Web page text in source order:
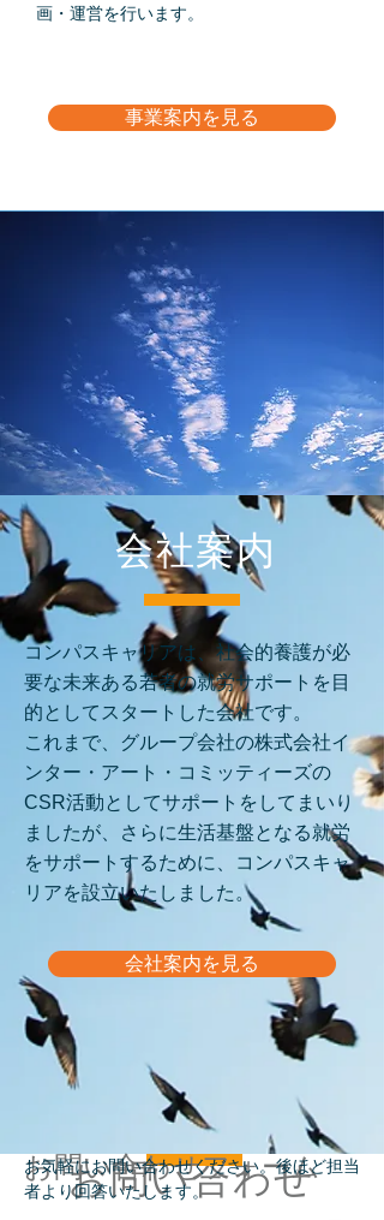
画・運営を行います。
事業案内を見る
会社案内
コンパスキャリアは、社会的養護が必
要な未来ある若者の就労サポートを目
的としてスタートした会社です。
これまで、グループ会社の株式会社イ
ンター・アート・コミッティーズの
CSR活動としてサポートをしてまいり
ましたが、
さらに生活基盤となる就労
をサポートするために、コンパスキャ
リアを設立いたしました。
会社案内を見る
お問い合わせ
お問い合わせフォーム
お気軽にお問い合わせください。後ほど担当
者より回答いたします。